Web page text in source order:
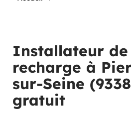
Installateur de
recharge à
sur-Seine
gratuit